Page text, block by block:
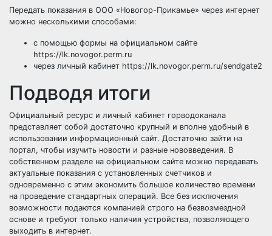
Передать показания в ООО «Новогор-Прикамье» через интернет
можно несколькими способами:
с помощью формы на официальном сайте
https://lk.novogor.perm.ru
через личный кабинет https://lk.novogor.perm.ru/sendgate2
Подводя итоги
Официальный ресурс и личный кабинет горводоканала
представляет собой достаточно крупный и вполне удобный в
использовании информационный сайт. Достаточно зайти на
портал, чтобы изучить новости и разные нововведения. В
собственном разделе на официальном сайте можно передавать
актуальные показания с установленных счетчиков и
одновременно с этим экономить большое количество времени
на проведение стандартных операций. Все без исключения
возможности подаются компанией строго на безвозмездной
основе и требуют только наличия устройства, позволяющего
выходить в интернет.